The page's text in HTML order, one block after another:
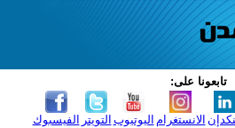
تابعونا على:
الفيسبوك التويتر اليوتيوب الانستغرام